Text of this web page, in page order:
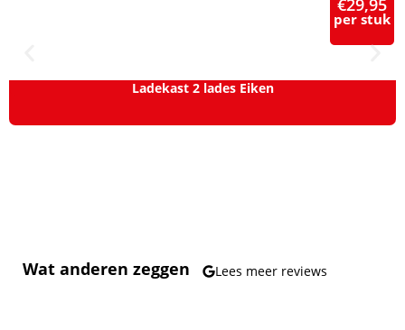
Ladekast 2 lades Eiken
per stuk
Wat anderen zeggen Lees meer reviews